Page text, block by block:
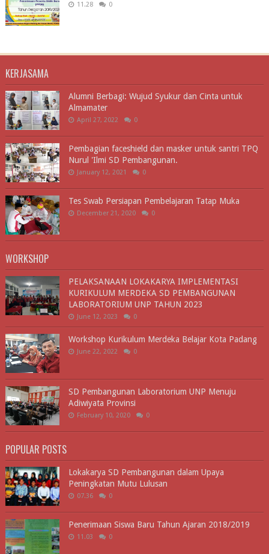
11.28 0
KERJASAMA
Alumni Berbagi: Wujud Syukur dan Cinta untuk
Almamater
April 27, 2022 0
Pembagian faceshield dan masker untuk santri TPQ
Nurul 'Ilmi SD Pembangunan.
January 12, 2021 0
Tes Swab Persiapan Pembelajaran Tatap Muka
December 21, 2020 0
WORKSHOP
PELAKSANAAN LOKAKARYA IMPLEMENTASI
KURIKULUM MERDEKA SD PEMBANGUNAN
LABORATORIUM UNP TAHUN 2023
June 12, 2023 0
Workshop Kurikulum Merdeka Belajar Kota Padang
June 22, 2022 0
SD Pembangunan Laboratorium UNP Menuju
Adiwiyata Provinsi
February 10, 2020 0
POPULAR POSTS
Lokakarya SD Pembangunan dalam Upaya
Peningkatan Mutu Lulusan
07.36 0
Penerimaan Siswa Baru Tahun Ajaran 2018/2019
11.03 0